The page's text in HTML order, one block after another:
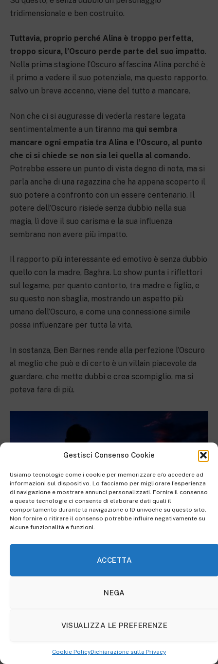
Gestisci Consenso Cookie
Usiamo tecnologie come i cookie per memorizzare e/o accedere ad
informazioni sul dispositivo. Lo facciamo per migliorare l'esperienza
di navigazione e mostrare annunci personalizzati. Fornire il consenso
a queste tecnologie ci consente di elaborare dati quali il
comportamento durante la navigazione o ID univoche su questo sito.
Non fornire o ritirare il consenso potrebbe influire negativamente su
alcune funzionalità e funzioni.
ACCETTA
NEGA
VISUALIZZA LE PREFERENZE
Cookie PolicyDichiarazione sulla Privacy
tridimensionale e ben costruito.
Tuttavia, proprio perché Alina è troppo perfetta,
troppo sicura, l’Oscuro perde parte del suo impatto.
Nella prima stagione l’Oscuro affascina Alina perché è
il primo a vedere il suo potenziale, ma questo rapporto,
salvo un breve accenno, viene del tutto a mancare.
Non che ci si augurasse di vederla restare legata
sentimentalmente a un tiranno ma qui sembra
mancare ogni empatia tra Alina e l’Oscuro, al punto
che ci si chiede se non sia lei quella al comando.
Potrebbe essere un punto di vista degno di nota, ma si
parla anche di una ragazzina che ha appena scoperto il
suo potere a confronto con un essere centenario. Il
potere dell’Oscuro risiede senza dubbio nella sua
magia, lì dove il suo carisma e la sua influenza
sembrano non avere più impatto.
Il rapporto più interessante ed emotivo è senza dubbio
quello con la madre, Baghra. Lo show punta i riflettori
sul legame, per quanto contorto, tra madre e figlio, e
su questo non sbaglia, mostrando un aspetto più
umano dell’Oscuro, e come una connessione simile
possa influenzare per tutta la vita.
In sostanza, Ben Barnes rende alla perfezione l’Oscuro
al meglio che può e di certo è un villain piacevole da
guardare, che mette dubbi e crea scompiglio, ma si
poteva fare di più.
Un finale non per tutti
qualcosa andava lasciato aperto, cosa del tutto
minuti, che si chiudono con uncliffhangernon da poco